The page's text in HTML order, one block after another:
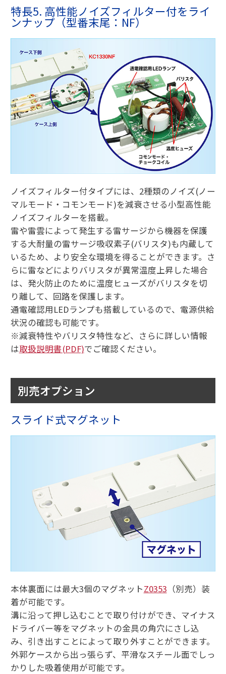
特長5. 高性能ノイズフィルター付をライ
ンナップ（型番末尾：NF）
ノイズフィルター付タイプには、2種類のノイズ(ノー
マルモード・コモンモード)を減衰させる小型高性能
ノイズフィルターを搭載。
雷や雷雲によって発生する雷サージから機器を保護
する大耐量の雷サージ吸収素子(バリスタ)も内蔵して
いるため、より安全な環境を得ることができます。さ
らに雷などによりバリスタが異常温度上昇した場合
は、発火防止のために温度ヒューズがバリスタを切
り離して、回路を保護します。
通電確認用LEDランプも搭載しているので、電源供給
状況の確認も可能です。
※減衰特性やバリスタ特性など、さらに詳しい情報
は取扱説明書(PDF)でご確認ください。
別売オプション
スライド式マグネット
本体裏面には最大3個のマグネットZ0353 （別売）装
着が可能です。
溝に沿って押し込むことで取り付けができ、マイナス
ドライバー等をマグネットの金具の角穴にさし込
み、引き出すことによって取り外すことができます。
外郭ケースから出っ張らず、平滑なスチール面でしっ
かりした吸着使用が可能です。